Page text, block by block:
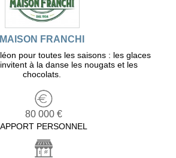
MAISON FRANCHI
pour toutes les saisons : les glaces
à la danse les nougats et les
chocolats.
80 000 €
APPORT PERSONNEL